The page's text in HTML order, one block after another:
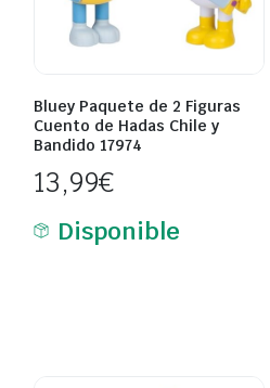
Bluey Paquete de 2 Figuras
Cuento de Hadas Chile y
Bandido 17974
13,99€
Disponible